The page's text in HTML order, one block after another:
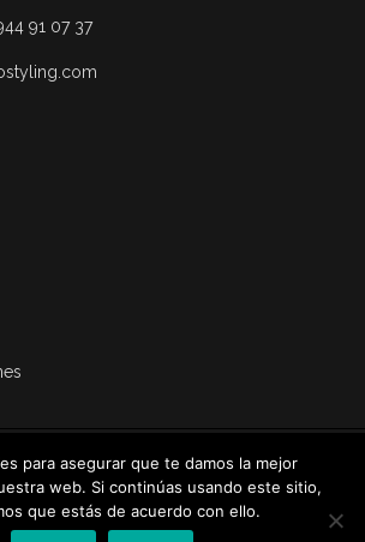
91 07 37
All Rights Reserved. Developed by
Dirk
para asegurar que te damos la mejor
web. Si continúas usando este sitio,
que estás de acuerdo con ello.